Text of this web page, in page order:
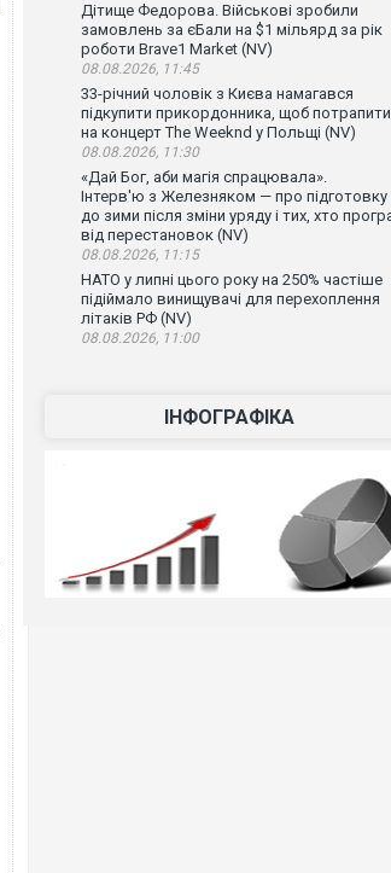
Дітище Федорова. Військові зробили
замовлень за єБали на $1 мільярд за рік
роботи Brave1 Market (NV)
08.08.2026, 11:45
33-річний чоловік з Києва намагався
підкупити прикордонника, щоб потрапити
на концерт The Weeknd у Польщі (NV)
08.08.2026, 11:30
«Дай Бог, аби магія спрацювала».
Інтерв'ю з Железняком — про підготовку
до зими після зміни уряду і тих, хто
від перестановок (NV)
08.08.2026, 11:15
НАТО у липні цього року на 250% частіше
підіймало винищувачі для перехоплення
літаків РФ (NV)
08.08.2026, 11:00
ІНФОГРАФІКА